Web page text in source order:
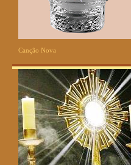
Canção Nova